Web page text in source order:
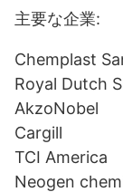
主要な企業:
Chemplast
Royal Dutch
AkzoNobel
Cargill
TCI America
Neogen